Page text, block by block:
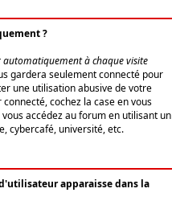
?
automatiquement à chaque visite
gardera seulement connecté pour
une utilisation abusive de votre
cochez la case en vous
accédez au forum en utilisant un
cybercafé, université, etc.
apparaisse dans la